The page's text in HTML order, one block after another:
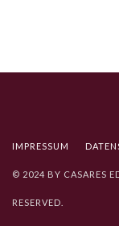
IMPRESSUM
© 2024 BY CASARES
RESERVED.